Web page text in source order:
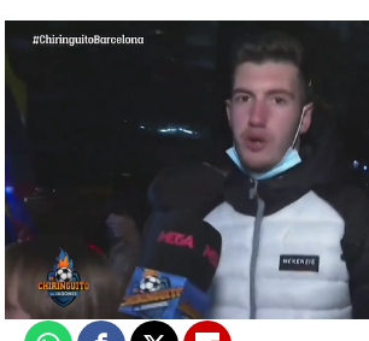
El Chiringuito
Madrid
Actualizado:04 de abril de 2022, 06:00
Publicado:04 de abril de 2022, 01:22